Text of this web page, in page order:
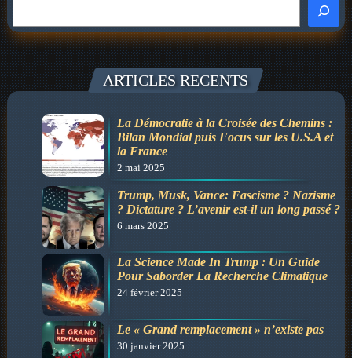
Groenland,
Panama…
Qui
sera
prochain
pays
menacé
?
ARTICLES RECENTS
La Démocratie à la Croisée des Chemins :
Bilan Mondial puis Focus sur les U.S.A et
la France
2 mai 2025
Trump, Musk, Vance: Fascisme ? Nazisme
? Dictature ? L’avenir est-il un long passé ?
6 mars 2025
La Science Made In Trump : Un Guide
Pour Saborder La Recherche Climatique
24 février 2025
Le « Grand remplacement » n’existe pas
30 janvier 2025